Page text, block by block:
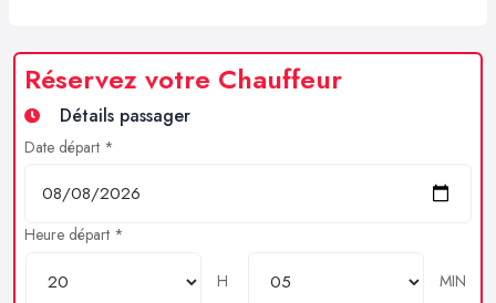
Réservez votre Chauffeur
Détails passager
Date départ *
Heure départ *
H MIN